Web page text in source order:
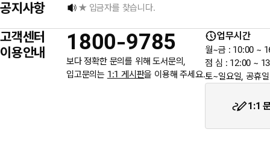
공지사항 ★ 입금자를 찾습니다.
6월 3일 지방선거일 휴무 안내
고객센터
이용안내
1800-9785
보다 정확한 문의를 위해 도서문의,
입고문의는 1:1 게시판을 이용해 주세요.
업무시간
월~금 : 10:00 ~
점 심 : 12:00 ~
토~일요일, 공휴
1:1